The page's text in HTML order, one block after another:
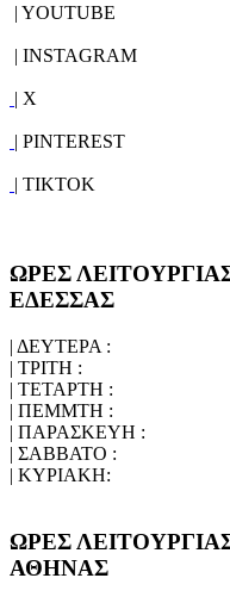
| YOUTUBE
| INSTAGRAM
| X
| PINTEREST
| TIKTOK
ΩΡΕΣ
ΕΔΕΣΣΑΣ
| ΔΕΥΤΕΡΑ :
| ΤΡΙΤΗ :
| ΤΕΤΑΡΤΗ :
| ΠΕΜΜΤΗ :
| ΠΑΡΑΣΚΕΥΗ :
| ΣΑΒΒΑΤΟ :
| ΚΥΡΙΑΚΗ:
ΩΡΕΣ
ΑΘΗΝΑΣ